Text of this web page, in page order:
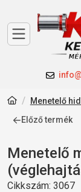
Menetelő
Előző termék
Menetelő
Cikkszám: 3067